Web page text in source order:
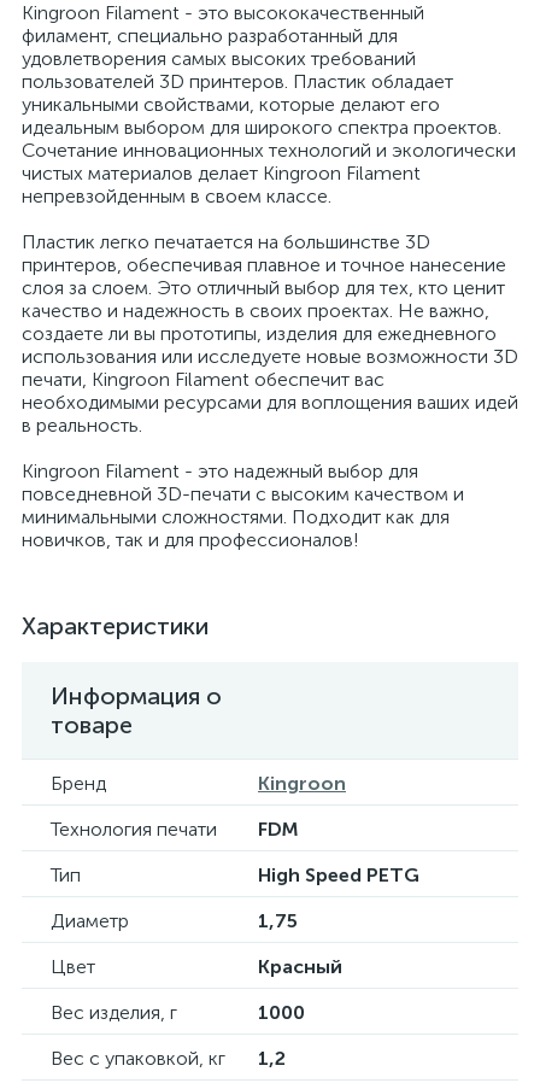
Kingroon Filament - это высококачественный
филамент, специально разработанный для
удовлетворения самых высоких требований
пользователей 3D принтеров. Пластик обладает
уникальными свойствами, которые делают его
идеальным выбором для широкого спектра проектов.
Сочетание инновационных технологий и экологически
чистых материалов делает Kingroon Filament
непревзойденным в своем классе.
Пластик легко печатается на большинстве 3D
принтеров, обеспечивая плавное и точное нанесение
слоя за слоем. Это отличный выбор для тех, кто ценит
качество и надежность в своих проектах. Не важно,
создаете ли вы прототипы, изделия для ежедневного
использования или исследуете новые возможности 3D
печати, Kingroon Filament обеспечит вас
необходимыми ресурсами для воплощения ваших идей
в реальность.
Kingroon Filament - это надежный выбор для
повседневной 3D-печати с высоким качеством и
минимальными сложностями. Подходит как для
новичков, так и для профессионалов!
Характеристики
Информация о
товаре
Бренд
Kingroon
Технология печати
FDM
Тип
High Speed PETG
Диаметр
1,75
Цвет
Красный
Вес изделия, г
1000
Вес с упаковкой, кг
1,2